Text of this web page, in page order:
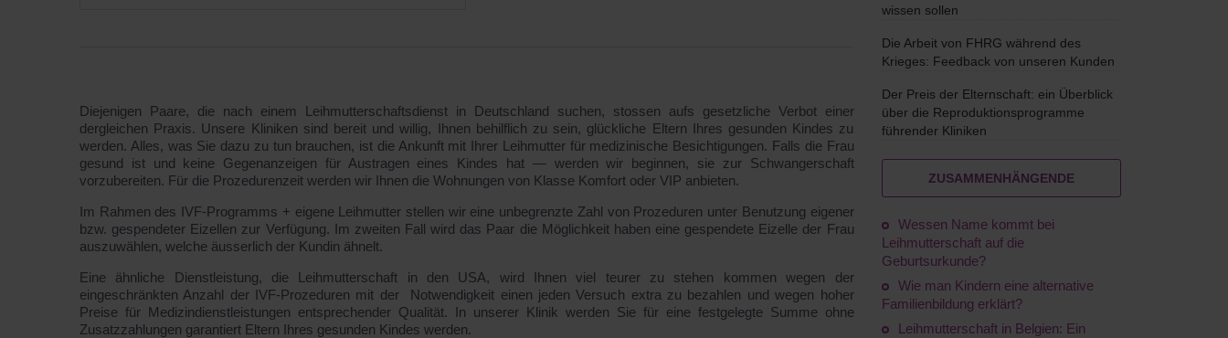
Diejenigen Paare, die nach einem Leihmutterschaftsdienst in Deutschland suchen, stossen aufs gesetzliche Verbot einer
dergleichen Praxis. Unsere Kliniken sind bereit und willig, Ihnen behilflich zu sein, glückliche Eltern Ihres gesunden Kindes zu
werden. Alles, was Sie dazu zu tun brauchen, ist die Ankunft mit Ihrer Leihmutter für medizinische Besichtigungen. Falls die Frau
gesund ist und keine Gegenanzeigen für Austragen eines Kindes hat — werden wir beginnen, sie zur Schwangerschaft
vorzubereiten. Für die Prozedurenzeit werden wir Ihnen die Wohnungen von Klasse Komfort oder VIP anbieten.
Im Rahmen des IVF-Programms + eigene Leihmutter stellen wir eine unbegrenzte Zahl von Prozeduren unter Benutzung eigener
bzw. gespendeter Eizellen zur Verfügung. Im zweiten Fall wird das Paar die Möglichkeit haben eine gespendete Eizelle der Frau
auszuwählen, welche äusserlich der Kundin ähnelt.
Eine ähnliche Dienstleistung, die Leihmutterschaft in den USA, wird Ihnen viel teurer zu stehen kommen wegen der
eingeschränkten Anzahl der IVF-Prozeduren mit der Notwendigkeit einen jeden Versuch extra zu bezahlen und wegen hoher
Preise für Medizindienstleistungen entsprechender Qualität. In unserer Klinik werden Sie für eine festgelegte Summe ohne
Zusatzzahlungen garantiert Eltern Ihres gesunden Kindes werden.
wissen sollen
Die Arbeit von FHRG während des
Krieges: Feedback von unseren Kunden
Der Preis der Elternschaft: ein Überblick
über die Reproduktionsprogramme
führender Kliniken
ZUSAMMENHÄNGENDE
Wessen Name kommt bei
Leihmutterschaft auf die
Geburtsurkunde?
Wie man Kindern eine alternative
Familienbildung erklärt?
Leihmutterschaft in Belgien: Ein